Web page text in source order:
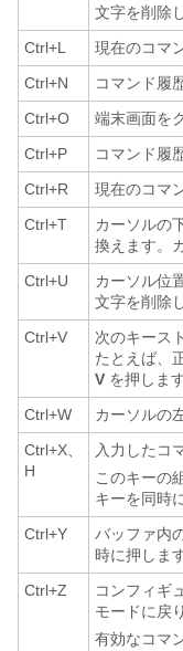
文字を削除
Ctrl+L
現在のコマ
Ctrl+N
コマンド履
Ctrl+O
端末画面を
Ctrl+P
コマンド履
Ctrl+R
現在のコマ
Ctrl+T
カーソルの
換えます。
Ctrl+U
カーソル位
文字を削除
Ctrl+V
次のキース
たとえば、
V を押します
Ctrl+W
カーソルの
Ctrl+X、
H
入力したコ
このキーの
キーを同時
Ctrl+Y
バッファ内
時に押しま
Ctrl+Z
コンフィギ
モードに戻
有効なコマ